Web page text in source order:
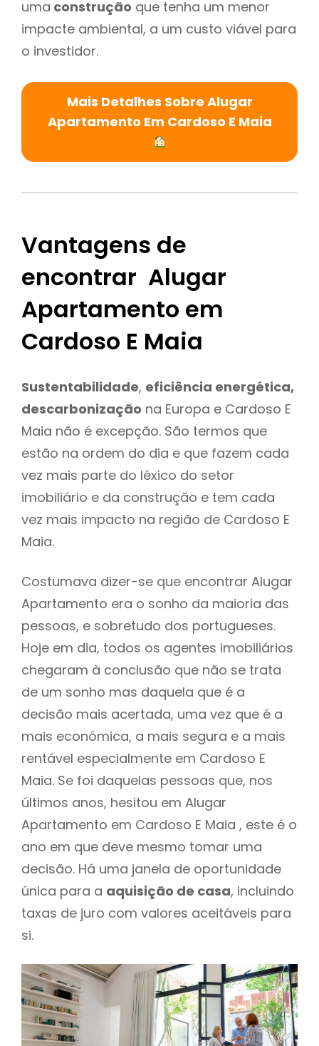
uma construção que tenha um menor
impacte ambiental, a um custo viável para
o investidor.
Mais Detalhes Sobre Alugar
Apartamento Em Cardoso E Maia
Vantagens de
encontrar Alugar
Apartamento em
Cardoso E Maia
Sustentabilidade, eficiência energética,
descarbonização na Europa e Cardoso E
Maia não é excepção. São termos que
estão na ordem do dia e que fazem cada
vez mais parte do léxico do setor
imobiliário e da construção e tem cada
vez mais impacto na região de Cardoso E
Maia.
Costumava dizer-se que encontrar Alugar
Apartamento era o sonho da maioria das
pessoas, e sobretudo dos portugueses.
Hoje em dia, todos os agentes imobiliários
chegaram à conclusão que não se trata
de um sonho mas daquela que é a
decisão mais acertada, uma vez que é a
mais económica, a mais segura e a mais
rentável especialmente em Cardoso E
Maia. Se foi daquelas pessoas que, nos
últimos anos, hesitou em Alugar
Apartamento em Cardoso E Maia , este é o
ano em que deve mesmo tomar uma
decisão. Há uma janela de oportunidade
única para a aquisição de casa, incluindo
taxas de juro com valores aceitáveis para
si.